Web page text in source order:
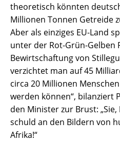
theoretisch könnten
Millionen Tonnen Getreide
Aber als einziges EU-Land
unter der Rot-Grün-Gelben
Bewirtschaftung von
verzichtet man auf 45
circa 20 Millionen
werden können“, bilanziert
den Minister zur Brust:
schuld an den Bildern von
Afrika!“